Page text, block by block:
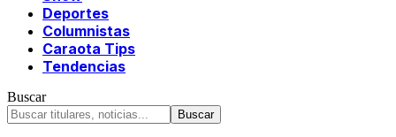
Deportes
Columnistas
Caraota Tips
Tendencias
Buscar